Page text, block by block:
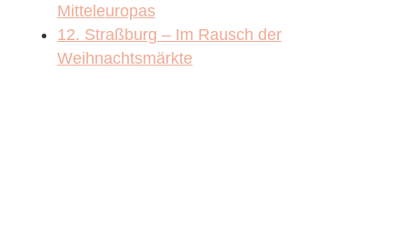
Mitteleuropas
12. Straßburg – Im Rausch der
Weihnachtsmärkte